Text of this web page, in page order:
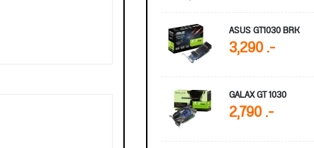
ASUS GT1030 BRK
3,290 .-
GALAX GT 1030
2,790 .-